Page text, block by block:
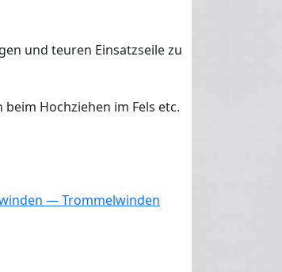
und teuren Einsatzseile zu
Hochziehen im Fels etc.
— Trommelwinden